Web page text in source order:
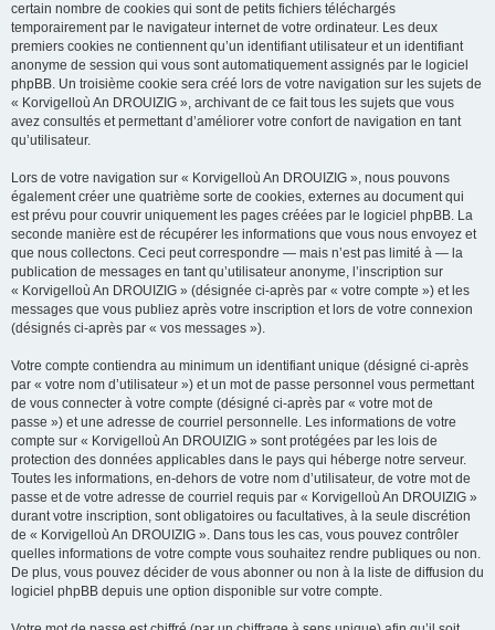
certain nombre de cookies qui sont de petits fichiers téléchargés
temporairement par le navigateur internet de votre ordinateur. Les deux
premiers cookies ne contiennent qu’un identifiant utilisateur et un identifiant
anonyme de session qui vous sont automatiquement assignés par le logiciel
phpBB. Un troisième cookie sera créé lors de votre navigation sur les sujets de
« Korvigelloù An DROUIZIG », archivant de ce fait tous les sujets que vous
avez consultés et permettant d’améliorer votre confort de navigation en tant
qu’utilisateur.
Lors de votre navigation sur « Korvigelloù An DROUIZIG », nous pouvons
également créer une quatrième sorte de cookies, externes au document qui
est prévu pour couvrir uniquement les pages créées par le logiciel phpBB. La
seconde manière est de récupérer les informations que vous nous envoyez et
que nous collectons. Ceci peut correspondre — mais n’est pas limité à — la
publication de messages en tant qu’utilisateur anonyme, l’inscription sur
« Korvigelloù An DROUIZIG » (désignée ci-après par « votre compte ») et les
messages que vous publiez après votre inscription et lors de votre connexion
(désignés ci-après par « vos messages »).
Votre compte contiendra au minimum un identifiant unique (désigné ci-après
par « votre nom d’utilisateur ») et un mot de passe personnel vous permettant
de vous connecter à votre compte (désigné ci-après par « votre mot de
passe ») et une adresse de courriel personnelle. Les informations de votre
compte sur « Korvigelloù An DROUIZIG » sont protégées par les lois de
protection des données applicables dans le pays qui héberge notre serveur.
Toutes les informations, en-dehors de votre nom d’utilisateur, de votre mot de
passe et de votre adresse de courriel requis par « Korvigelloù An DROUIZIG »
durant votre inscription, sont obligatoires ou facultatives, à la seule discrétion
de « Korvigelloù An DROUIZIG ». Dans tous les cas, vous pouvez contrôler
quelles informations de votre compte vous souhaitez rendre publiques ou non.
De plus, vous pouvez décider de vous abonner ou non à la liste de diffusion du
logiciel phpBB depuis une option disponible sur votre compte.